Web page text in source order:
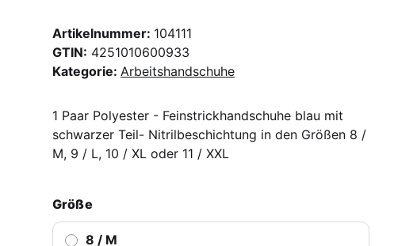
Artikelnummer: 104111
GTIN: 4251010600933
Kategorie: Arbeitshandschuhe
1 Paar Polyester - Feinstrickhandschuhe blau mit
schwarzer Teil- Nitrilbeschichtung in den Größen 8 /
M, 9 / L, 10 / XL oder 11 / XXL
Größe
8 / M